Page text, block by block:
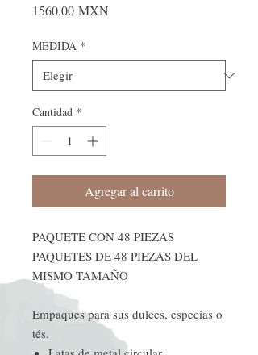
1560,00 MXN
MEDIDA *
Cantidad *
Agregar al carrito
PAQUETE CON 48 PIEZAS
PAQUETES DE 48 PIEZAS DEL
MISMO TAMAÑO
Empaques para sus dulces, especias o
tés.